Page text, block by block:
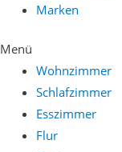
Marken
Menü
Wohnzimmer
Schlafzimmer
Esszimmer
Flur